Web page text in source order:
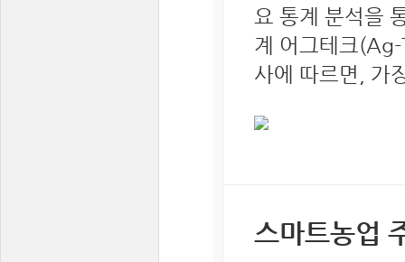
요 통계 분석을
계 어그테크
사에 따르면,
스마트농업